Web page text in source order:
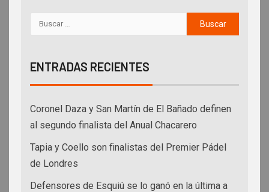
ENTRADAS RECIENTES
Coronel Daza y San Martín de El Bañado definen
al segundo finalista del Anual Chacarero
Tapia y Coello son finalistas del Premier Pádel
de Londres
Defensores de Esquiú se lo ganó en la última a